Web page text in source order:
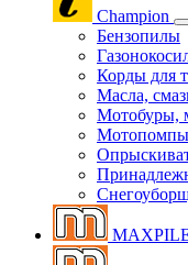
Champion
Бензопилы
Корды для
Масла,
Мотобуры,